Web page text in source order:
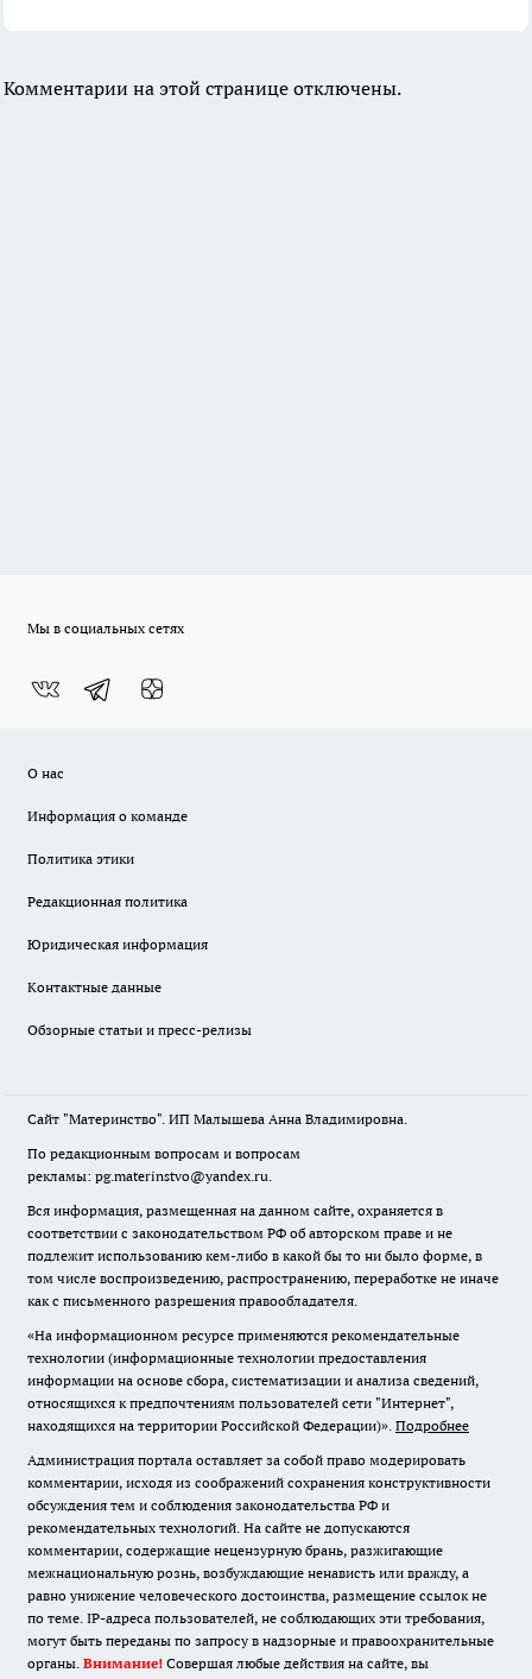
Комментарии на этой странице отключены.
Мы в социальных сетях
О нас
Информация о команде
Политика этики
Редакционная политика
Юридическая информация
Контактные данные
Обзорные статьи и пресс-релизы
Сайт "Материнство". ИП Малышева Анна Владимировна.
По редакционным вопросам и вопросам
рекламы: pg.materinstvo@yandex.ru.
Вся информация, размещенная на данном сайте, охраняется в
соответствии с законодательством РФ об авторском праве и не
подлежит использованию кем-либо в какой бы то ни было форме, в
том числе воспроизведению, распространению, переработке не иначе
как с письменного разрешения правообладателя.
«На информационном ресурсе применяются рекомендательные
технологии (информационные технологии предоставления
информации на основе сбора, систематизации и анализа сведений,
относящихся к предпочтениям пользователей сети "Интернет",
находящихся на территории Российской Федерации)». Подробнее
Администрация портала оставляет за собой право модерировать
комментарии, исходя из соображений сохранения конструктивности
обсуждения тем и соблюдения законодательства РФ и
рекомендательных технологий. На сайте не допускаются
комментарии, содержащие нецензурную брань, разжигающие
межнациональную рознь, возбуждающие ненависть или вражду, а
равно унижение человеческого достоинства, размещение ссылок не
по теме. IP-адреса пользователей, не соблюдающих эти требования,
могут быть переданы по запросу в надзорные и правоохранительные
органы. Внимание! Совершая любые действия на сайте, вы